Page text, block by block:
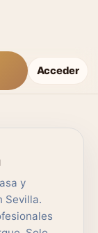
Acceder
y
Sevilla.